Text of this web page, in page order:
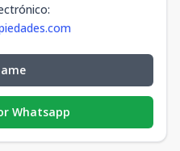
:
Whatsapp